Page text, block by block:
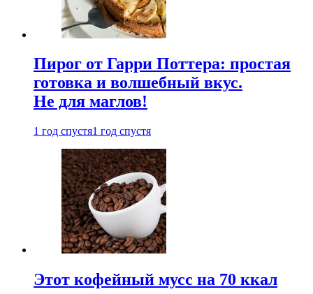
Пирог от Гарри Поттера: простая
готовка и волшебный вкус.
Не для маглов!
1 год спустя1 год спустя
Этот кофейный мусс на 70 ккал